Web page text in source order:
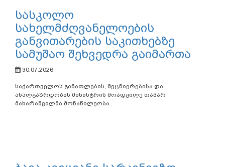
სასკოლო
სახელმძღვანელოების
განვითარების საკითხებზე
სამუშაო შეხვედრა გაიმართა
30.07.2026
საქართველოს განათლების, მეცნიერებისა და
ახალგაზრდობის მინისტრის მოადგილე თამარ
მახარაშვილმა მონაწილეობა...